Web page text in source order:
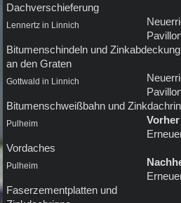
Dachverschieferung
Lennertz in Linnich
Bitumenschindeln und Zinkabdeckung
an den Graten
Gottwald in Linnich
Bitumenschweißbahn und
Pulheim
Vorher
Vordaches
Pulheim
Faserzementplatten und